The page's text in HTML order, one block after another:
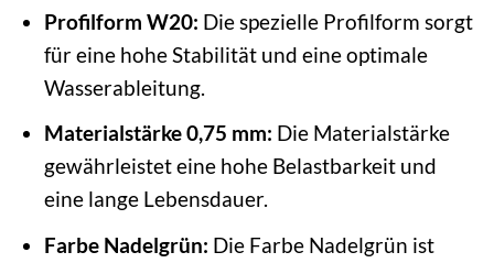
Profilform W20: Die spezielle Profilform sorgt
für eine hohe Stabilität und eine optimale
Wasserableitung.
Materialstärke 0,75 mm: Die Materialstärke
gewährleistet eine hohe Belastbarkeit und
eine lange Lebensdauer.
Farbe Nadelgrün: Die Farbe Nadelgrün ist